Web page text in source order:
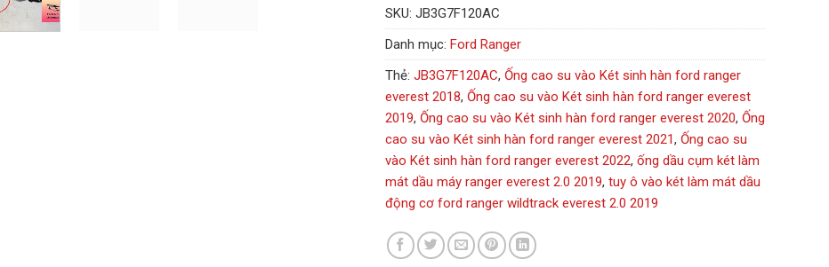
SKU: JB3G7F120AC
Danh mục: Ford Ranger
Thẻ: JB3G7F120AC, Ống cao su vào Két sinh hàn ford ranger
everest 2018, Ống cao su vào Két sinh hàn ford ranger everest
2019, Ống cao su vào Két sinh hàn ford ranger everest 2020, Ống
cao su vào Két sinh hàn ford ranger everest 2021, Ống cao su
vào Két sinh hàn ford ranger everest 2022, ống dầu cụm két làm
mát dầu máy ranger everest 2.0 2019, tuy ô vào két làm mát dầu
động cơ ford ranger wildtrack everest 2.0 2019